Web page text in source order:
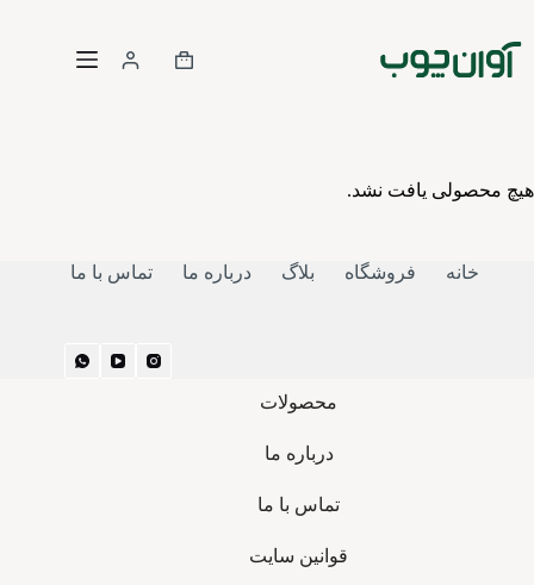
هیچ محصولی یافت نشد.
خانه فروشگاه بلاگ درباره ما تماس با ما
محصولات
درباره ما
تماس با ما
قوانین سایت